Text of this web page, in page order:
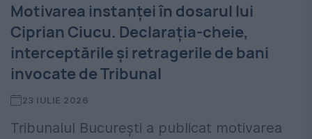
Motivarea instanței în dosarul lui
Ciprian Ciucu. Declarația-cheie,
interceptările și retragerile de bani
invocate de Tribunal
23 IULIE 2026
Tribunalul București a publicat motivarea